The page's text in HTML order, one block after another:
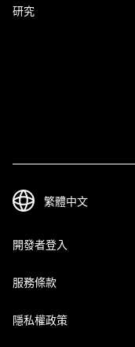
研究
開發者登入
服務條款
隱私權政策